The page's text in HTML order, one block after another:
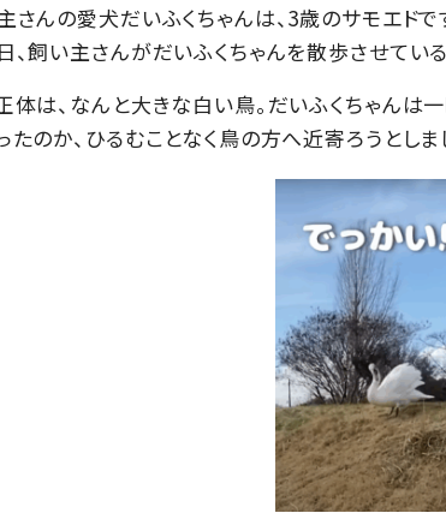
さんの愛犬だいふくちゃんは、3歳のサモエドで
、飼い主さんがだいふくちゃんを散歩させてい
体は、なんと大きな白い鳥。だいふくちゃんは
たのか、ひるむことなく鳥の方へ近寄ろうとしま